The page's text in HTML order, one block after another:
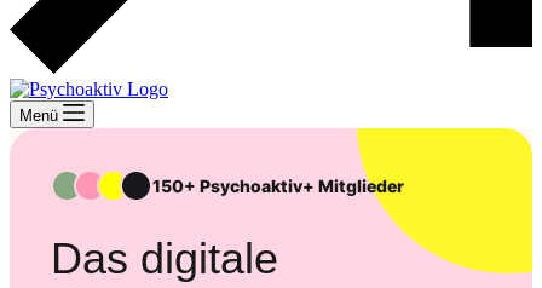
Menü
150+ Psychoaktiv+ Mitglieder
Das digitale